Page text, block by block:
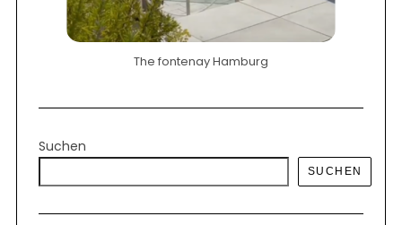
The fontenay Hamburg
Suchen
SUCHEN